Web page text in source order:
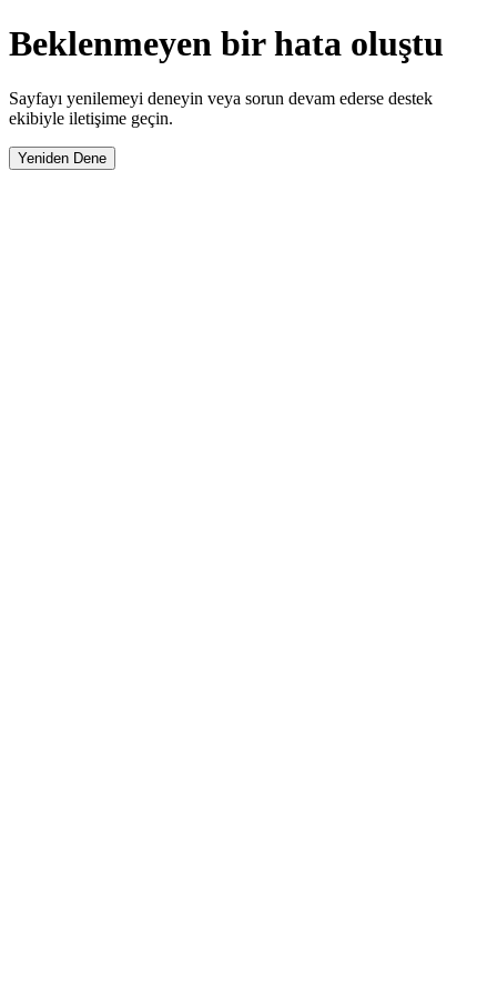
Beklenmeyen bir hata oluştu
Sayfayı yenilemeyi deneyin veya sorun devam ederse destek
ekibiyle iletişime geçin.
Yeniden Dene